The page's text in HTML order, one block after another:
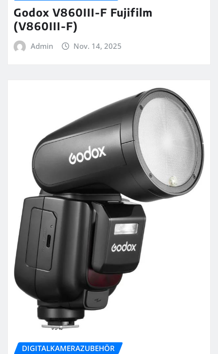
Godox V860III-F Fujifilm
(V860III-F)
Admin Nov. 14, 2025
DIGITALKAMERAZUBEHÖR